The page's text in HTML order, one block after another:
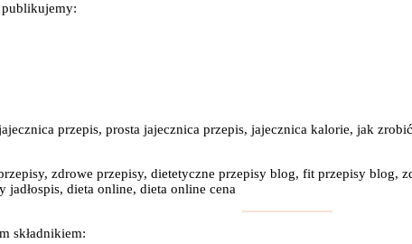
publikujemy:
przepis, prosta jajecznica przepis, jajecznica kalorie, jak
zdrowe przepisy, dietetyczne przepisy blog, fit przepisy blog,
dieta online, dieta online cena
składnikiem: